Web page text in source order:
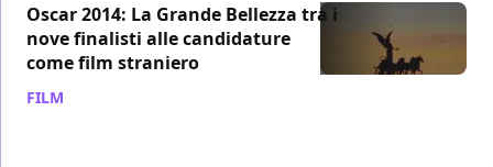
Oscar 2014: La Grande Bellezza tra i
nove finalisti alle candidature
come film straniero
FILM